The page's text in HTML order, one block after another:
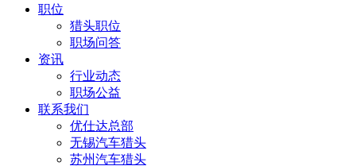
职位
猎头职位
职场问答
资讯
行业动态
职场公益
联系我们
优仕达总部
无锡汽车猎头
苏州汽车猎头